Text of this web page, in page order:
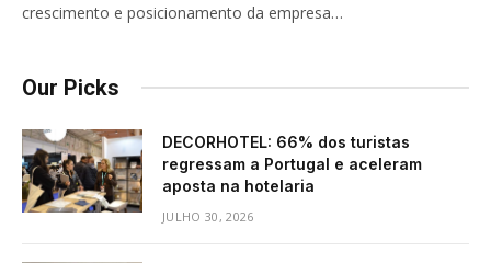
crescimento e posicionamento da empresa…
Our Picks
DECORHOTEL: 66% dos turistas
regressam a Portugal e aceleram
aposta na hotelaria
JULHO 30, 2026